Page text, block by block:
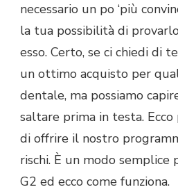
necessario un po ‘più
la tua possibilità di
esso. Certo, se ci chiedi di
un ottimo acquisto per
dentale, ma possiamo
saltare prima in testa.
di offrire il nostro
rischi. È un modo semplice
G2 ed ecco come funziona.